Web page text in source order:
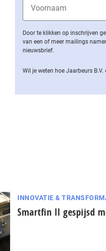
Door te klikken op inschrijven
van een of meer mailings
nieuwsbrief.
Wil je weten hoe Jaarbeurs
INNOVATIE &
Smartfin II gespijsd